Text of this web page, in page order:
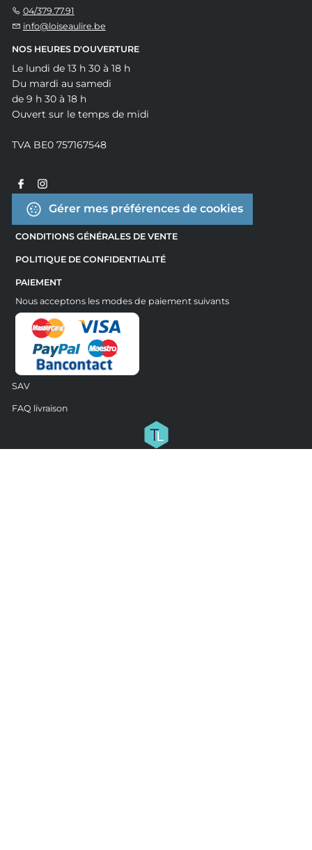
04/379.77.91
info@loiseaulire.be
NOS HEURES D'OUVERTURE
Le lundi de 13 h 30 à 18 h
Du mardi au samedi
de 9 h 30 à 18 h
Ouvert sur le temps de midi
TVA BE0 757167548
Gérer mes préférences de cookies
CONDITIONS GÉNÉRALES DE VENTE
POLITIQUE DE CONFIDENTIALITÉ
PAIEMENT
Nous acceptons les modes de paiement suivants
SAV
FAQ livraison